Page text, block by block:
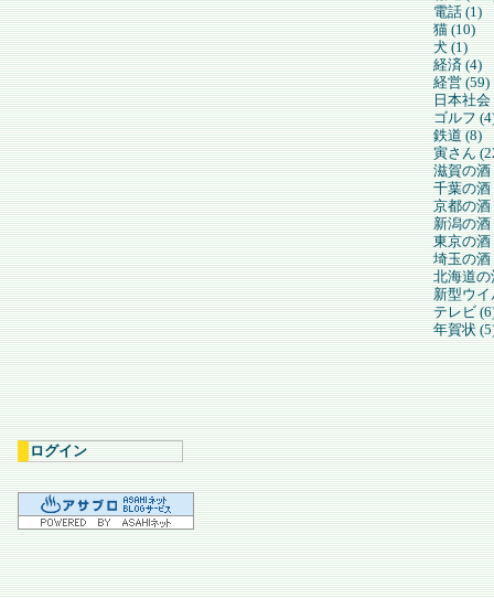
電話 (1)
猫 (10)
犬 (1)
経済 (4)
経営 (59)
日本社会
ゴルフ
鉄道 (8)
寅さん
滋賀の酒
千葉の酒
京都の酒
新潟の酒
東京の酒
埼玉の酒
北海道の
新型ウイ
テレビ
年賀状
ログイン